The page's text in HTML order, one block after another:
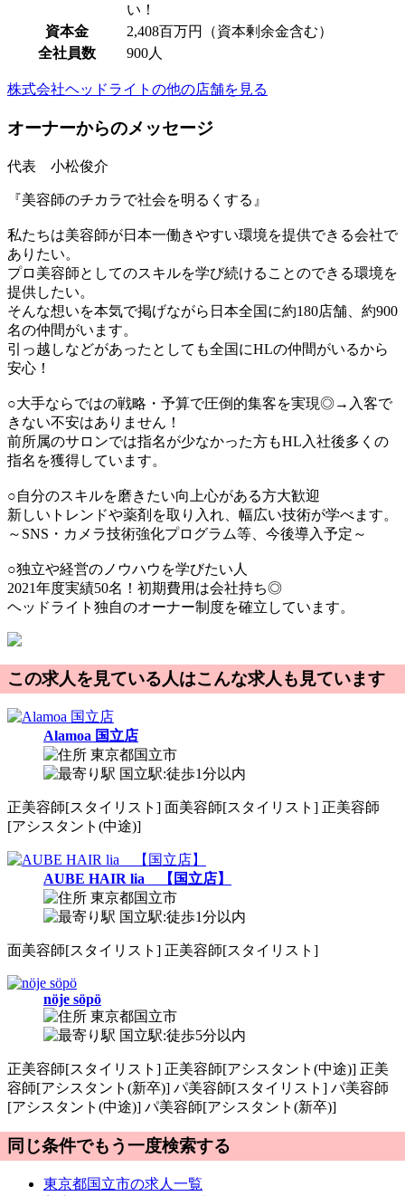
い！
資本金
2,408百万円（資本剰余金含む）
全社員数
900人
株式会社ヘッドライトの他の店舗を見る
オーナーからのメッセージ
代表 小松俊介
『美容師のチカラで社会を明るくする』
私たちは美容師が日本一働きやすい環境を提供できる会社で
ありたい。
プロ美容師としてのスキルを学び続けることのできる環境を
提供したい。
そんな想いを本気で掲げながら日本全国に約180店舗、約900
名の仲間がいます。
引っ越しなどがあったとしても全国にHLの仲間がいるから
安心！
○大手ならではの戦略・予算で圧倒的集客を実現◎→入客で
きない不安はありません！
前所属のサロンでは指名が少なかった方もHL入社後多くの
指名を獲得しています。
○自分のスキルを磨きたい向上心がある方大歓迎
新しいトレンドや薬剤を取り入れ、幅広い技術が学べます。
～SNS・カメラ技術強化プログラム等、今後導入予定～
○独立や経営のノウハウを学びたい人
2021年度実績50名！初期費用は会社持ち◎
ヘッドライト独自のオーナー制度を確立しています。
この求人を見ている人はこんな求人も見ています
Alamoa 国立店
東京都国立市
国立駅:徒歩1分以内
正美容師[スタイリスト] 面美容師[スタイリスト] 正美容師
[アシスタント(中途)]
AUBE HAIR lia 【国立店】
東京都国立市
国立駅:徒歩1分以内
面美容師[スタイリスト] 正美容師[スタイリスト]
nöje söpö
東京都国立市
国立駅:徒歩5分以内
正美容師[スタイリスト] 正美容師[アシスタント(中途)] 正美
容師[アシスタント(新卒)] パ美容師[スタイリスト] パ美容師
[アシスタント(中途)] パ美容師[アシスタント(新卒)]
同じ条件でもう一度検索する
東京都国立市の求人一覧